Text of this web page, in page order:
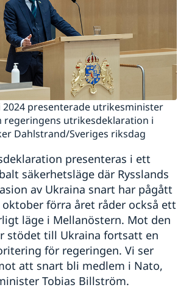
2024 presenterade utrikesminister
regeringens utrikesdeklaration i
Dahlstrand/Sveriges riksdag
presenteras i ett
säkerhetsläge där Rysslands
av Ukraina snart har pågått
oktober förra året råder också ett
läge i Mellanöstern. Mot den
stödet till Ukraina fortsatt en
för regeringen. Vi ser
att snart bli medlem i Nato,
Tobias Billström.